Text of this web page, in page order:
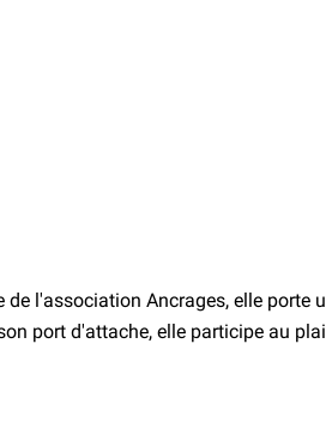
l'association Ancrages, elle
port d'attache, elle participe au